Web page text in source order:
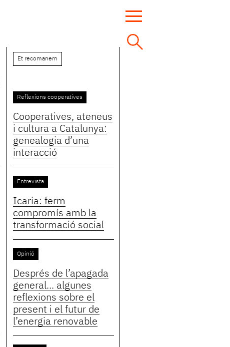
Et recomanem
Reflexions cooperatives
Cooperatives, ateneus
i cultura a Catalunya:
genealogia d’una
interacció
Entrevista
Icaria: ferm
compromís amb la
transformació social
Opinió
Després de l’apagada
general... algunes
reflexions sobre el
present i el futur de
l’energia renovable